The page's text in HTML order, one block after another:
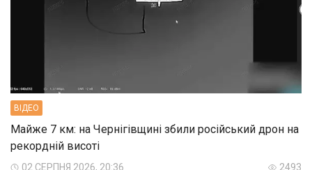
ВIДЕО
Майже 7 км: на Чернігівщині збили російський дрон на
рекордній висоті
02 СЕРПНЯ 2026, 20:36 2493